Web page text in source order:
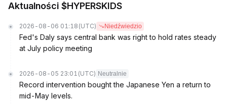
Aktualności $HYPERSKIDS
2026-08-06 01:18 (UTC) Niedźwiedzio
Fed's Daly says central bank was right to hold rates steady
at July policy meeting
2026-08-05 23:01 (UTC) Neutralnie
Record intervention bought the Japanese Yen a return to
mid-May levels.